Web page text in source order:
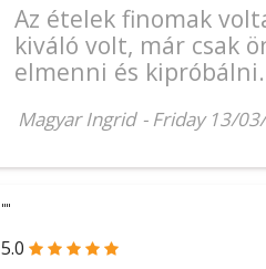
Az ételek finomak
kiváló volt, már csak
elmenni és kipróbálni.
Magyar Ingrid - Friday 13/
""
5.0